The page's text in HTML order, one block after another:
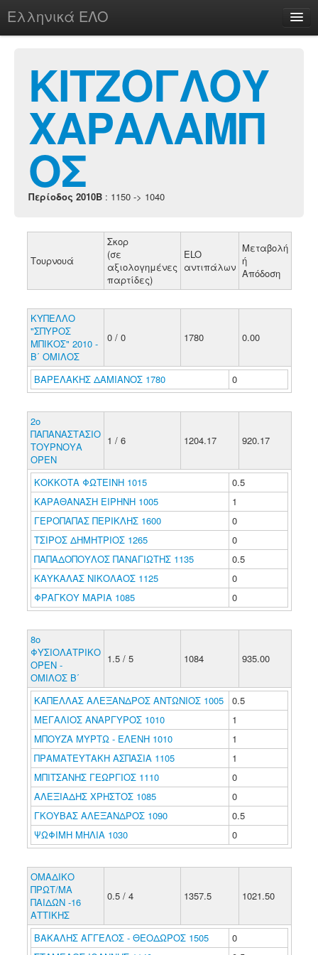
Ελληνικά ΕΛΟ
chesstu.be @ discord
Login
ΚΙΤΖΟΓΛΟΥ
ΧΑΡΑΛΑΜΠ
ΟΣ
Περίοδος 2010B : 1150 -> 1040
Τουρνουά
Σκορ
(σε
αξιολογημένες
παρτίδες)
ELO
αντιπάλων
Μεταβολή
ή
Απόδοση
ΚΥΠΕΛΛΟ
"ΣΠΥΡΟΣ
ΜΠΙΚΟΣ" 2010 -
Β΄ ΟΜΙΛΟΣ
0 / 0 1780 0.00
ΒΑΡΕΛΑΚΗΣ ΔΑΜΙΑΝΟΣ 1780 0
2ο
ΠΑΠΑΝΑΣΤΑΣΙΟ
ΤΟΥΡΝΟΥΑ
ΟΡΕΝ
1 / 6 1204.17 920.17
ΚΟΚΚΟΤΑ ΦΩΤΕΙΝΗ 1015
0.5
ΚΑΡΑΘΑΝΑΣΗ ΕΙΡΗΝΗ 1005
1
ΓΕΡΟΠΑΠΑΣ ΠΕΡΙΚΛΗΣ 1600
0
ΤΣΙΡΟΣ ΔΗΜΗΤΡΙΟΣ 1265
0
ΠΑΠΑΔΟΠΟΥΛΟΣ ΠΑΝΑΓΙΩΤΗΣ 1135
0.5
ΚΑΥΚΑΛΑΣ ΝΙΚΟΛΑΟΣ 1125
0
ΦΡΑΓΚΟΥ ΜΑΡΙΑ 1085
0
8ο
ΦΥΣΙΟΛΑΤΡΙΚΟ
ΟΡΕΝ -
ΟΜΙΛΟΣ Β΄
1.5 / 5 1084 935.00
ΚΑΠΕΛΛΑΣ ΑΛΕΞΑΝΔΡΟΣ ΑΝΤΩΝΙΟΣ 1005
0.5
ΜΕΓΑΛΙΟΣ ΑΝΑΡΓΥΡΟΣ 1010
1
ΜΠΟΥΖΑ ΜΥΡΤΩ - ΕΛΕΝΗ 1010
1
ΠΡΑΜΑΤΕΥΤΑΚΗ ΑΣΠΑΣΙΑ 1105
1
ΜΠΙΤΣΑΝΗΣ ΓΕΩΡΓΙΟΣ 1110
0
ΑΛΕΞΙΑΔΗΣ ΧΡΗΣΤΟΣ 1085
0
ΓΚΟΥΒΑΣ ΑΛΕΞΑΝΔΡΟΣ 1090
0.5
ΨΩΦΙΜΗ ΜΗΛΙΑ 1030
0
ΟΜΑΔΙΚΟ
ΠΡΩΤ/ΜΑ
ΠΑΙΔΩΝ -16
ΑΤΤΙΚΗΣ
0.5 / 4 1357.5 1021.50
ΒΑΚΑΛΗΣ ΑΓΓΕΛΟΣ - ΘΕΟΔΩΡΟΣ 1505
0